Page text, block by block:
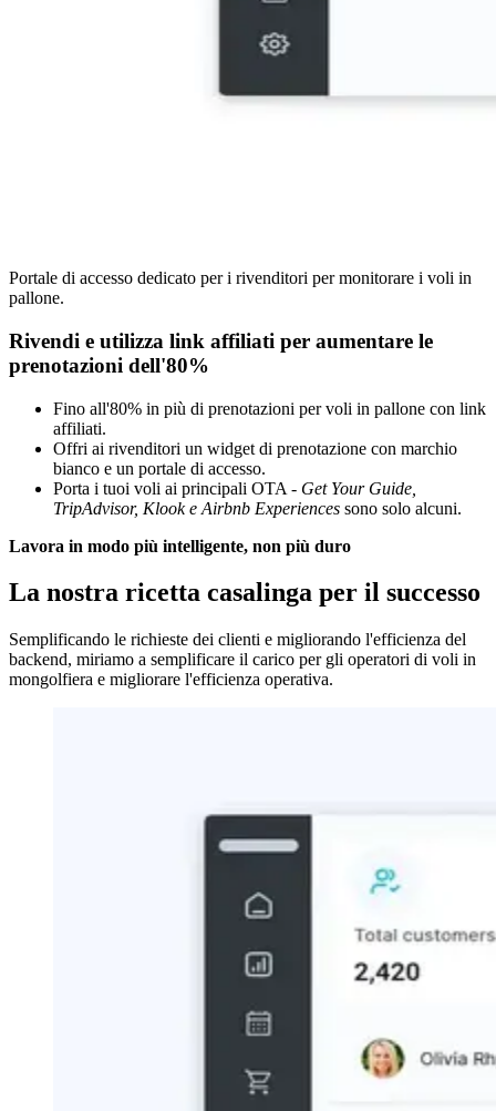
Portale di accesso dedicato per i rivenditori per monitorare i voli in
pallone.
Rivendi e utilizza link affiliati per aumentare le
prenotazioni dell'80%
Fino all'80% in più di prenotazioni per voli in pallone con link
affiliati.
Offri ai rivenditori un widget di prenotazione con marchio
bianco e un portale di accesso.
Porta i tuoi voli ai principali OTA - Get Your Guide,
TripAdvisor, Klook e Airbnb Experiences sono solo alcuni.
Lavora in modo più intelligente, non più duro
La nostra ricetta casalinga per il successo
Semplificando le richieste dei clienti e migliorando l'efficienza del
backend, miriamo a semplificare il carico per gli operatori di voli in
mongolfiera e migliorare l'efficienza operativa.